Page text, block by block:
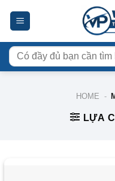
Tìm
kiếm:
HOME -
LỰA